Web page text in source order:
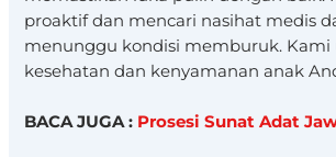
proaktif dan mencari nasihat medis
menunggu kondisi memburuk. Kami
kesehatan dan kenyamanan anak
BACA JUGA : Prosesi Sunat Adat